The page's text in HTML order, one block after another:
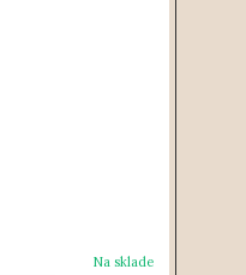
Na sklade